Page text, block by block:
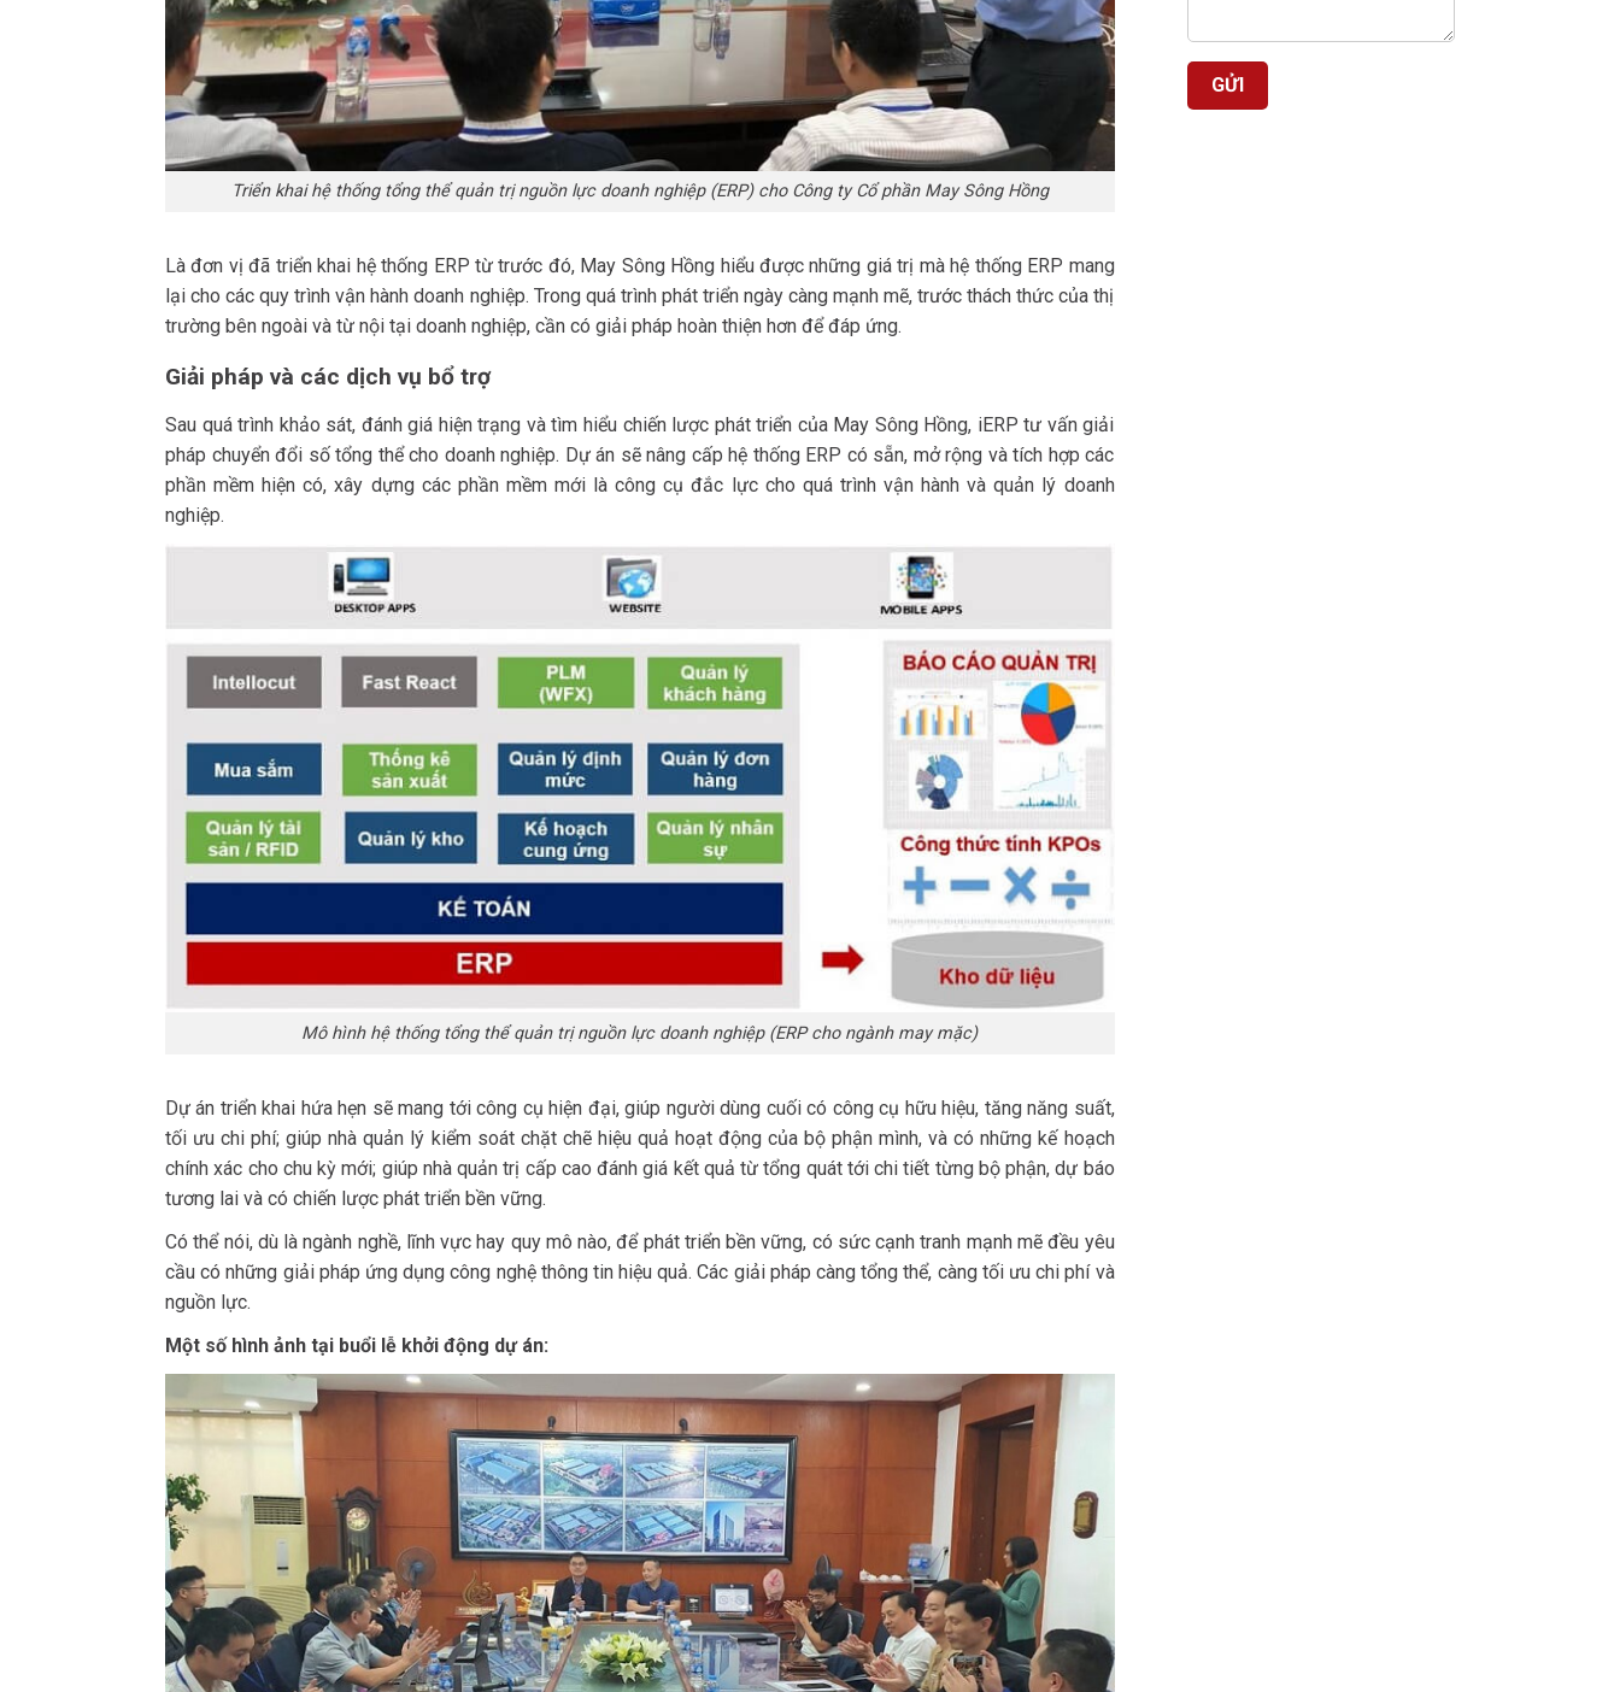
Triển khai hệ thống tổng thể quản trị nguồn lực doanh nghiệp (ERP) cho Công ty Cổ phần May Sông Hồng
Là đơn vị đã triển khai hệ thống ERP từ trước đó, May Sông Hồng hiểu được những giá trị mà hệ thống ERP mang
lại cho các quy trình vận hành doanh nghiệp. Trong quá trình phát triển ngày càng mạnh mẽ, trước thách thức của thị
trường bên ngoài và từ nội tại doanh nghiệp, cần có giải pháp hoàn thiện hơn để đáp ứng.
Giải pháp và các dịch vụ bổ trợ
Sau quá trình khảo sát, đánh giá hiện trạng và tìm hiểu chiến lược phát triển của May Sông Hồng, iERP tư vấn giải
pháp chuyển đổi số tổng thể cho doanh nghiệp. Dự án sẽ nâng cấp hệ thống ERP có sẵn, mở rộng và tích hợp các
phần mềm hiện có, xây dựng các phần mềm mới là công cụ đắc lực cho quá trình vận hành và quản lý doanh
nghiệp.
Mô hình hệ thống tổng thể quản trị nguồn lực doanh nghiệp (ERP cho ngành may mặc)
Dự án triển khai hứa hẹn sẽ mang tới công cụ hiện đại, giúp người dùng cuối có công cụ hữu hiệu, tăng năng suất,
tối ưu chi phí; giúp nhà quản lý kiểm soát chặt chẽ hiệu quả hoạt động của bộ phận mình, và có những kế hoạch
chính xác cho chu kỳ mới; giúp nhà quản trị cấp cao đánh giá kết quả từ tổng quát tới chi tiết từng bộ phận, dự báo
tương lai và có chiến lược phát triển bền vững.
Có thể nói, dù là ngành nghề, lĩnh vực hay quy mô nào, để phát triển bền vững, có sức cạnh tranh mạnh mẽ đều yêu
cầu có những giải pháp ứng dụng công nghệ thông tin hiệu quả. Các giải pháp càng tổng thể, càng tối ưu chi phí và
nguồn lực.
Một số hình ảnh tại buổi lễ khởi động dự án: